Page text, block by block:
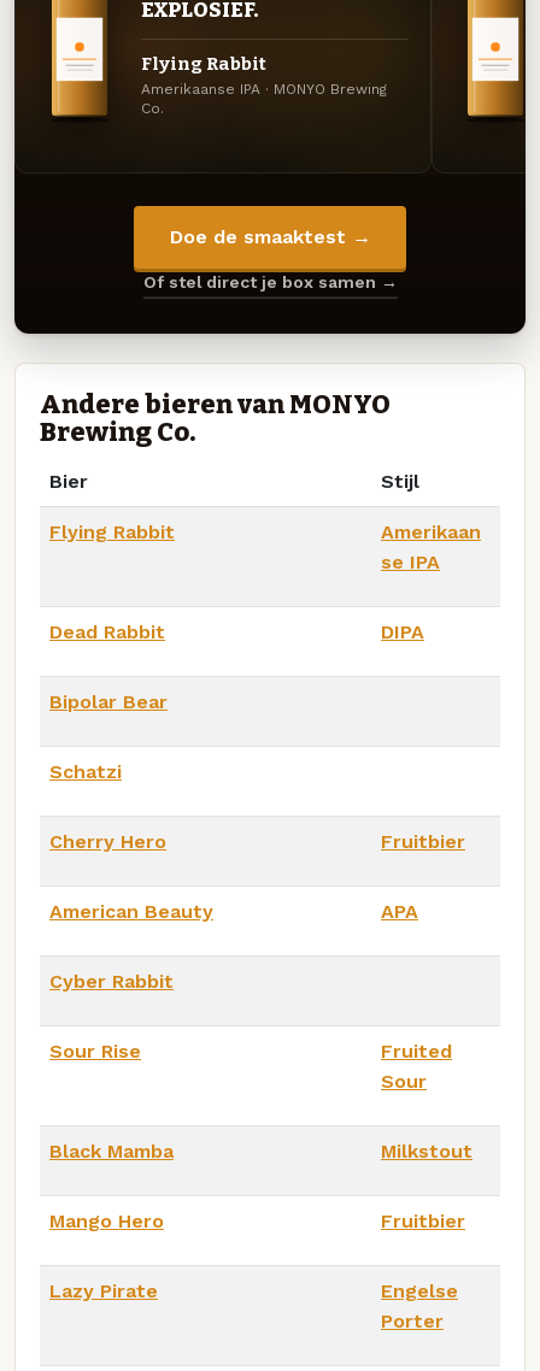
EXPLOSIEF.
Flying Rabbit
Amerikaanse IPA · MONYO Brewing
Co.
Doe de smaaktest →
Of stel direct je box samen →
Andere bieren van MONYO
Brewing Co.
Bier Stijl
Flying Rabbit
Amerikaan
se IPA
Dead Rabbit DIPA
Bipolar Bear
Schatzi
Cherry Hero Fruitbier
American Beauty APA
Cyber Rabbit
Sour Rise
Fruited
Sour
Black Mamba Milkstout
Mango Hero Fruitbier
Lazy Pirate
Engelse
Porter